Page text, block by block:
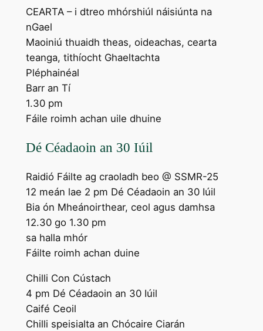
CEARTA – i dtreo mhórshiúl náisiúnta na
nGael
Maoiniú thuaidh theas, oideachas, cearta
teanga, tithíocht Ghaeltachta
Pléphainéal
Barr an Tí
1.30 pm
Fáile roimh achan uile dhuine
Dé Céadaoin an 30 Iúil
Raidió Fáilte ag craoladh beo @ SSMR-25
12 meán lae 2 pm Dé Céadaoin an 30 Iúil
Bia ón Mheánoirthear, ceol agus damhsa
12.30 go 1.30 pm
sa halla mhór
Fáilte roimh achan duine
Chilli Con Cústach
4 pm Dé Céadaoin an 30 Iúil
Caifé Ceoil
Chilli speisialta an Chócaire Ciarán